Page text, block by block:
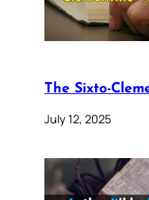
The Sixto-
July 12, 2025